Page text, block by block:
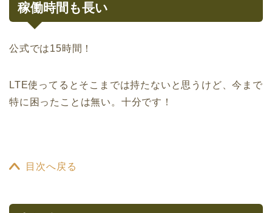
稼働時間も長い
公式では15時間！
LTE使ってるとそこまでは持たないと思うけど、今まで
特に困ったことは無い。十分です！
目次へ戻る